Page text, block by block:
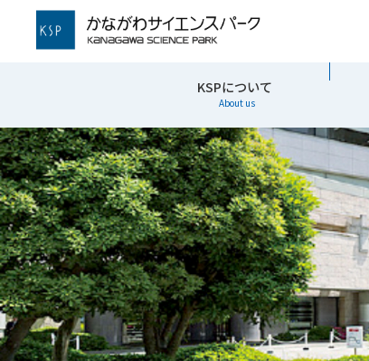
KSPについて
About us